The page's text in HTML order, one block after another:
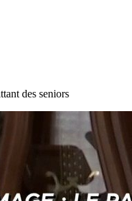
des seniors